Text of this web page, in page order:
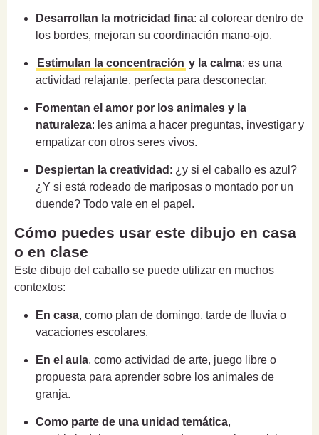
Desarrollan la motricidad fina: al colorear dentro de
los bordes, mejoran su coordinación mano-ojo.
Estimulan la concentración y la calma: es una
actividad relajante, perfecta para desconectar.
Fomentan el amor por los animales y la
naturaleza: les anima a hacer preguntas, investigar y
empatizar con otros seres vivos.
Despiertan la creatividad : ¿y si el caballo es azul?
¿Y si está rodeado de mariposas o montado por un
duende? Todo vale en el papel.
Cómo puedes usar este dibujo en casa
o en clase
Este dibujo del caballo se puede utilizar en muchos
contextos:
En casa, como plan de domingo, tarde de lluvia o
vacaciones escolares.
En el aula, como actividad de arte, juego libre o
propuesta para aprender sobre los animales de
granja.
Como parte de una unidad temática,